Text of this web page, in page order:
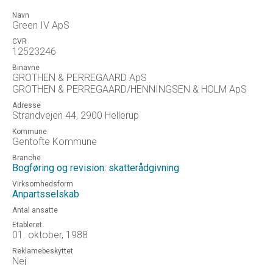
Navn
Green IV ApS
CVR
12523246
Binavne
GROTHEN & PERREGAARD ApS
GROTHEN & PERREGAARD/HENNINGSEN & HOLM ApS
Adresse
Strandvejen 44, 2900 Hellerup
Kommune
Gentofte Kommune
Branche
Bogføring og revision: skatterådgivning
Virksomhedsform
Anpartsselskab
Antal ansatte
Etableret
01. oktober, 1988
Reklamebeskyttet
Nej